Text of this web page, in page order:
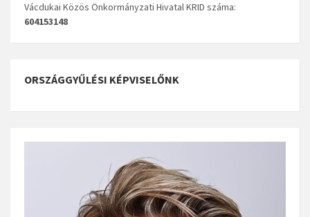
Vácdukai Közös Önkormányzati Hivatal KRID száma:
604153148
ORSZÁGGYŰLÉSI KÉPVISELŐNK